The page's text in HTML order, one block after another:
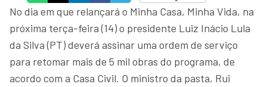
No dia em que relançará o Minha Casa, Minha Vida, na
próxima terça-feira (14) o presidente Luiz Inácio Lula
da Silva (PT) deverá assinar uma ordem de serviço
para retomar mais de 5 mil obras do programa, de
acordo com a Casa Civil. O ministro da pasta, Rui